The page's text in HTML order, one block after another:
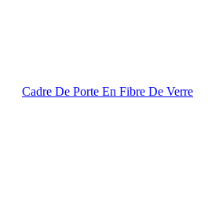
Cadre De Porte En Fibre De Verre